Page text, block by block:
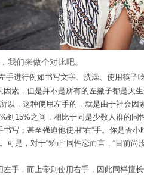
们来做个对比吧。
手进行例如书写文字、洗澡、使用筷子
素，但是并不是所有的左撇子都是天
以，这种使用左手的，就是由于社会因
到15%之间， 相比于同是少数人群的同
；甚至强迫他使用“右”手。你是否小
可是，对于“矫正”同性恋而言，“目前
手，而上帝则使用右手，因此同样擅